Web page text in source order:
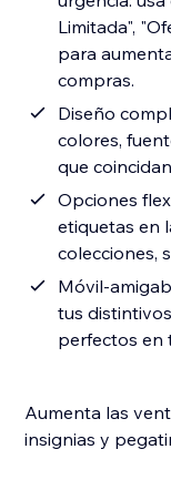
Limitada",
para
compras.
Diseño
colores,
que
Opciones
etiquetas en
colecciones,
Móvil-
tus
perfectos en
Aumenta las
insignias y